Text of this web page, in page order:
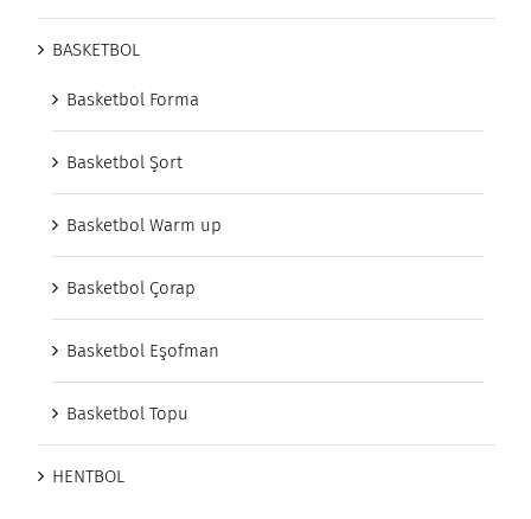
BASKETBOL
Basketbol Forma
Basketbol Şort
Basketbol Warm up
Basketbol Çorap
Basketbol Eşofman
Basketbol Topu
HENTBOL